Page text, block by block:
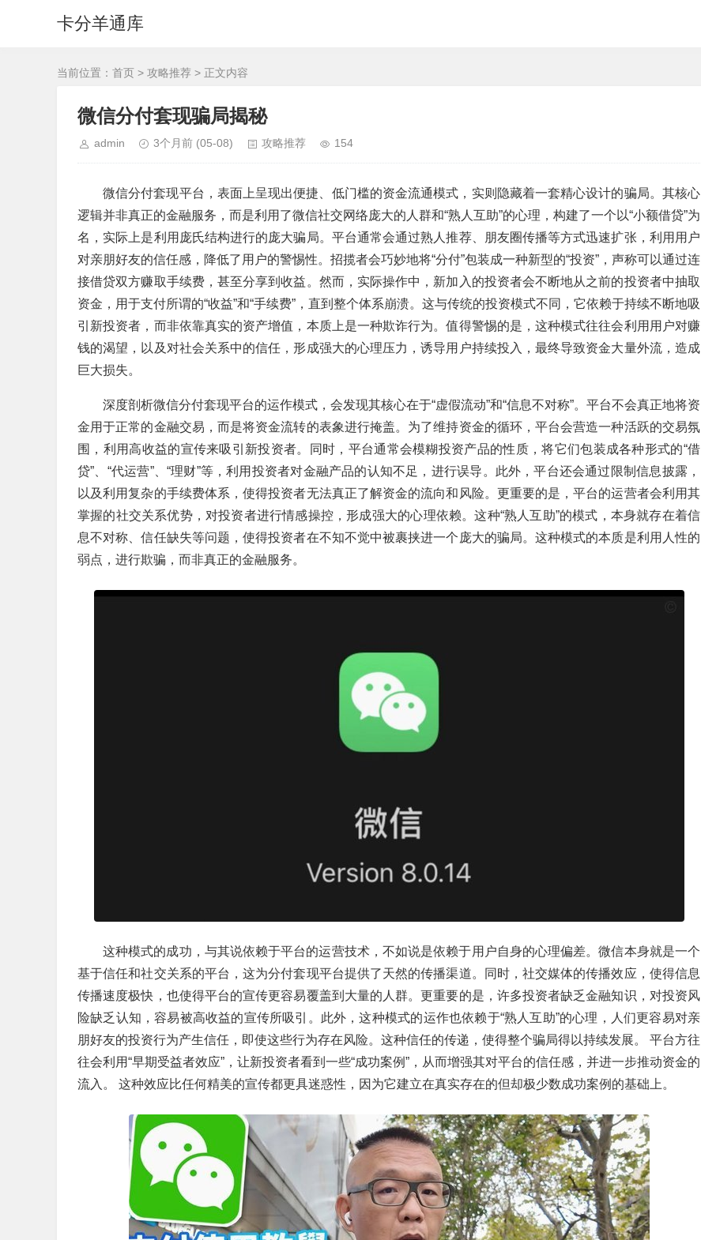
卡分羊通库
当前位置： 首页 > 攻略推荐 > 正文内容
微信分付套现骗局揭秘
admin 3个月前 (05-08) 攻略推荐 154
微信分付套现平台，表面上呈现出便捷、低门槛的资金流通模式，实则隐藏着一套精心设计的骗局。其核心
逻辑并非真正的金融服务，而是利用了微信社交网络庞大的人群和“熟人互助”的心理，构建了一个以“小额借贷”为
名，实际上是利用庞氏结构进行的庞大骗局。平台通常会通过熟人推荐、朋友圈传播等方式迅速扩张，利用用户
对亲朋好友的信任感，降低了用户的警惕性。招揽者会巧妙地将“分付”包装成一种新型的“投资”，声称可以通过连
接借贷双方赚取手续费，甚至分享到收益。然而，实际操作中，新加入的投资者会不断地从之前的投资者中抽取
资金，用于支付所谓的“收益”和“手续费”，直到整个体系崩溃。这与传统的投资模式不同，它依赖于持续不断地吸
引新投资者，而非依靠真实的资产增值，本质上是一种欺诈行为。值得警惕的是，这种模式往往会利用用户对赚
钱的渴望，以及对社会关系中的信任，形成强大的心理压力，诱导用户持续投入，最终导致资金大量外流，造成
巨大损失。
深度剖析微信分付套现平台的运作模式，会发现其核心在于“虚假流动”和“信息不对称”。平台不会真正地将资
金用于正常的金融交易，而是将资金流转的表象进行掩盖。为了维持资金的循环，平台会营造一种活跃的交易氛
围，利用高收益的宣传来吸引新投资者。同时，平台通常会模糊投资产品的性质，将它们包装成各种形式的“借
贷”、“代运营”、“理财”等，利用投资者对金融产品的认知不足，进行误导。此外，平台还会通过限制信息披露，
以及利用复杂的手续费体系，使得投资者无法真正了解资金的流向和风险。更重要的是，平台的运营者会利用其
掌握的社交关系优势，对投资者进行情感操控，形成强大的心理依赖。这种“熟人互助”的模式，本身就存在着信
息不对称、信任缺失等问题，使得投资者在不知不觉中被裹挟进一个庞大的骗局。这种模式的本质是利用人性的
弱点，进行欺骗，而非真正的金融服务。
这种模式的成功，与其说依赖于平台的运营技术，不如说是依赖于用户自身的心理偏差。微信本身就是一个
基于信任和社交关系的平台，这为分付套现平台提供了天然的传播渠道。同时，社交媒体的传播效应，使得信息
传播速度极快，也使得平台的宣传更容易覆盖到大量的人群。更重要的是，许多投资者缺乏金融知识，对投资风
险缺乏认知，容易被高收益的宣传所吸引。此外，这种模式的运作也依赖于“熟人互助”的心理，人们更容易对亲
朋好友的投资行为产生信任，即使这些行为存在风险。这种信任的传递，使得整个骗局得以持续发展。 平台方往
往会利用“早期受益者效应”，让新投资者看到一些“成功案例”，从而增强其对平台的信任感，并进一步推动资金的
流入。 这种效应比任何精美的宣传都更具迷惑性，因为它建立在真实存在的但却极少数成功案例的基础上。